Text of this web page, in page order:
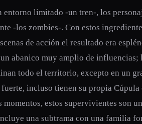
limitado -un tren-, los
-los zombies-. Con estos
de acción el resultado era
abanico muy amplio de influencias;
todo el territorio, excepto en un
incluso tienen su propia Cúpula
estos supervivientes son
una subtrama con una familia